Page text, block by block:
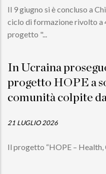
Il 9 giugno si è concluso a
ciclo di formazione rivolto a
progetto "...
In Ucraina
progetto HOPE a
comunità colpite
21 LUGLIO 2026
Il progetto “HOPE – Health,